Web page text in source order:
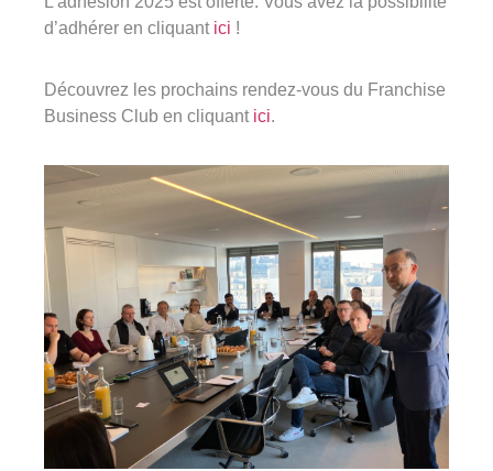
d’adhérer en cliquant ici !
Découvrez les prochains rendez-vous du Franchise
Business Club en cliquant ici.